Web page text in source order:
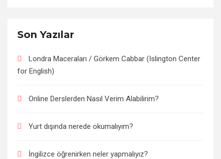
Son Yazılar
Londra Maceraları / Görkem Cabbar (Islington Center
for English)
Online Derslerden Nasıl Verim Alabilirim?
Yurt dışında nerede okumalıyım?
İngilizce öğrenirken neler yapmalıyız?